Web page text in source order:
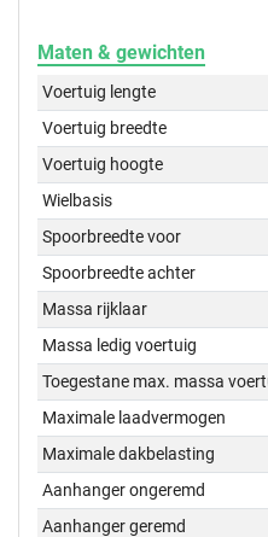
Maten & gewichten
Voertuig lengte
Voertuig breedte
Voertuig hoogte
Wielbasis
Spoorbreedte voor
Spoorbreedte achter
Massa rijklaar
Massa ledig voertuig
Toegestane max. massa
Maximale laadvermogen
Maximale dakbelasting
Aanhanger ongeremd
Aanhanger geremd